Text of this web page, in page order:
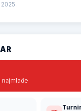
najmlađe